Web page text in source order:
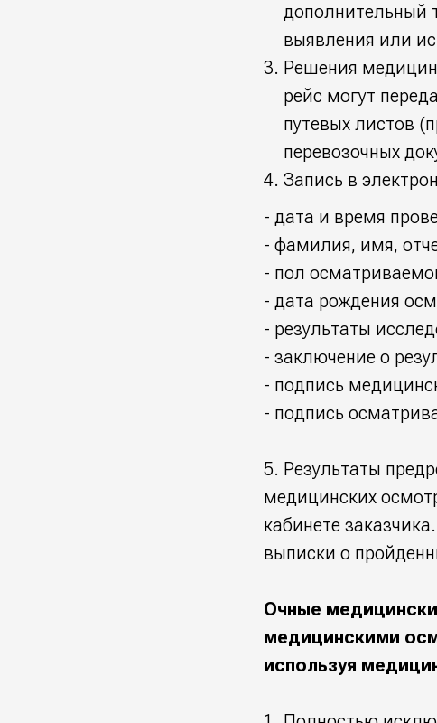
дополнительный
выявления или
Решения
рейс могут
путевых листов
перевозочных
Запись в
- дата и время
- фамилия, имя,
- пол
- дата рождения
- результаты
- заключение о
- подпись
- подпись
5. Результаты
медицинских
кабинете
выписки о
Очные
медицинскими
используя